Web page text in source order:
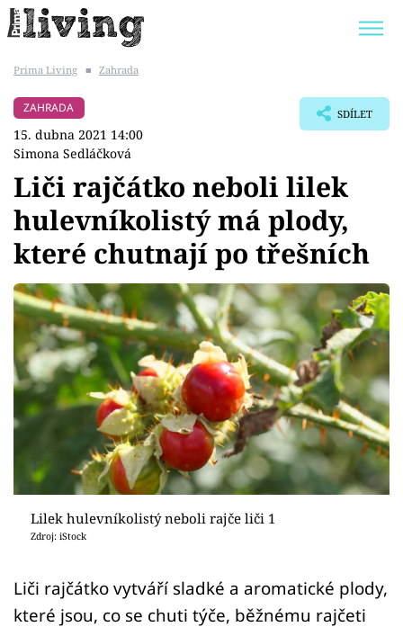
BYDLENÍ SLAVNÝCH
Témata
Bydlení
Zahrada
Design
Sledujte prima+
Přihlášení
Sledujte nás
Prima Living ■ Zahrada
ZAHRADA
15. dubna 2021 14:00
Simona Sedláčková
SDÍLET
Liči rajčátko neboli lilek
hulevníkolistý má plody,
které chutnají po třešních
Lilek hulevníkolistý neboli rajče liči 1
Zdroj: iStock
Liči rajčátko vytváří sladké a aromatické plody,
které jsou, co se chuti týče, běžnému rajčeti